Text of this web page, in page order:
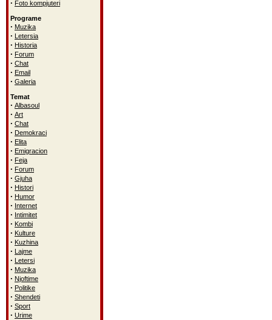
· Foto kompjuteri
Programe
· Muzika
· Letersia
· Historia
· Forum
· Chat
· Email
· Galeria
Temat
· Albasoul
· Art
· Chat
· Demokraci
· Elita
· Emigracion
· Feja
· Forum
· Gjuha
· Histori
· Humor
· Internet
· Intimitet
· Kombi
· Kulture
· Kuzhina
· Lajme
· Letersi
· Muzika
· Njoftime
· Politike
· Shendeti
· Sport
· Urime